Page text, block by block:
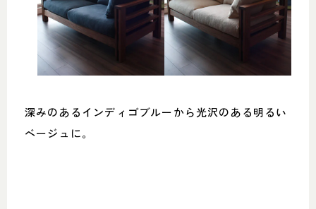
深みのあるインディゴブルーから光沢のある明るい
ベージュに。